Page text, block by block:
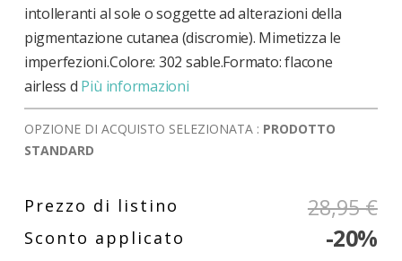
intolleranti al sole o soggette ad alterazioni della
pigmentazione cutanea (discromie). Mimetizza le
imperfezioni.Colore: 302 sable.Formato: flacone
airless d Più informazioni
OPZIONE DI ACQUISTO SELEZIONATA : PRODOTTO
STANDARD
28,95 €
-20%